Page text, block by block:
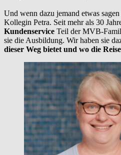
Und wenn dazu jemand etwas
Kollegin Petra. Seit mehr als 30
Kundenservice Teil der MVB-
sie die Ausbildung. Wir haben sie
dieser Weg bietet und wo die